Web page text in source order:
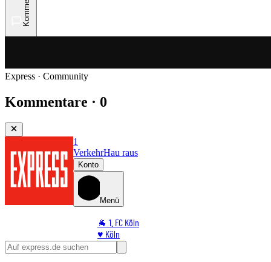
Express · Community
Kommentare · 0
1
VerkehrHau raus
Konto
Menü
🐐 1. FC Köln
♥️ Köln
⭐ Promi